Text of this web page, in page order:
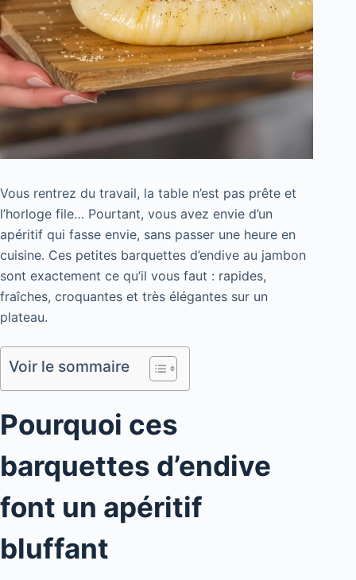
Vous rentrez du travail, la table n’est pas prête et
l’horloge file… Pourtant, vous avez envie d’un
apéritif qui fasse envie, sans passer une heure en
cuisine. Ces petites barquettes d’endive au jambon
sont exactement ce qu’il vous faut : rapides,
fraîches, croquantes et très élégantes sur un
plateau.
Voir le sommaire
Pourquoi ces
barquettes d’endive
font un apéritif
bluffant